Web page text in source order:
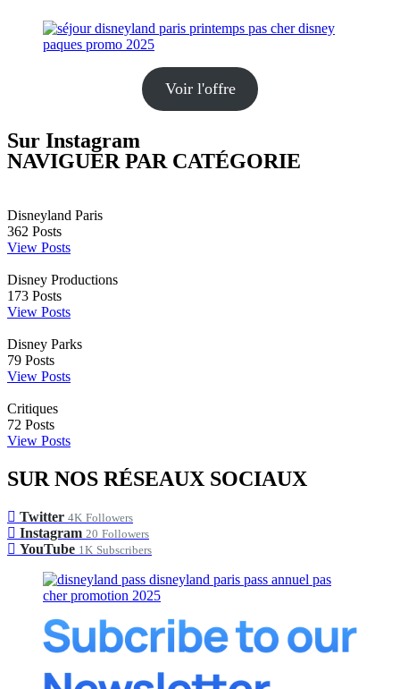
Voir l'offre
Sur Instagram
NAVIGUER PAR CATÉGORIE
Disneyland Paris
362 Posts
View Posts
Disney Productions
173 Posts
View Posts
Disney Parks
79 Posts
View Posts
Critiques
72 Posts
View Posts
SUR NOS RÉSEAUX SOCIAUX
Twitter 4K Followers
Instagram 20 Followers
YouTube 1K Subscribers